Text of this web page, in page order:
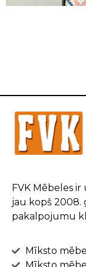
FVK Mēbeles
jau kopš 2008.
pakalpojumu
Mīksto